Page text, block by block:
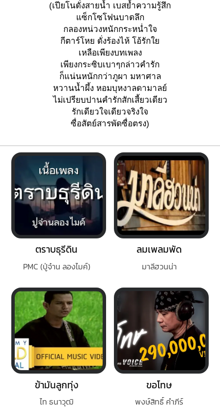
(เปียโนดั่งสายน้ำ เบสย้ำความรู้สึก
แซ็กโซโฟนบาดลึก
กลองหน่วงหนักกระหน่ำใจ
กีตาร์โหย ดั่งร้องไห้ โอ้รักใย
เหลือเพียงบทเพลง
เพียงกระซิบเบาๆกล่าวคำรัก
ก็แน่นหนักกว่าภูผา มหาศาล
หวานน้ำผึ้ง หอมบุหงาลดามาลย์
ไม่เปรียบปานคำรักสักเสี้ยวเดียว
รักเดียวใจเดียวจริงใจ
ซื่อสัตย์สารพัดซื่อตรง)
ตราบธุรีดิน
PMC (ปู่จ๋าน ลองไมค์)
ลมเพลมพัด
มาลีฮวนน่า
ข้ามันลูกทุ่ง
ไท ธนาวุฒิ
ขอโทษ
พงษ์สิทธิ์ คำภีร์